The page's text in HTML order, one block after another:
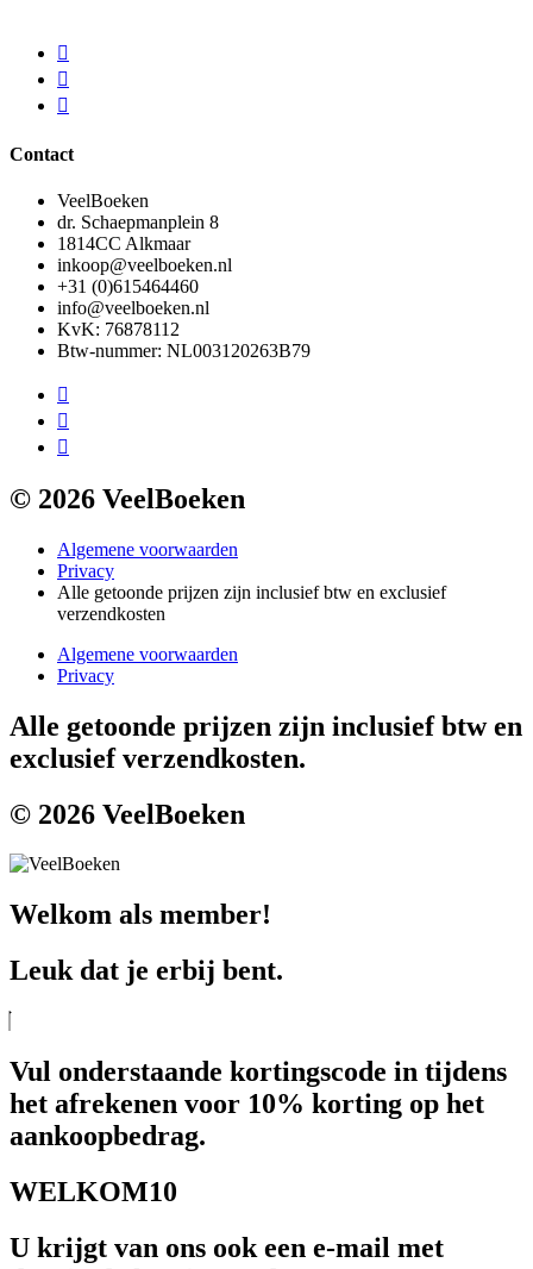
Contact
VeelBoeken
dr. Schaepmanplein 8
1814CC Alkmaar
inkoop@veelboeken.nl
+31 (0)615464460
info@veelboeken.nl
KvK: 76878112
Btw-nummer: NL003120263B79
© 2026 VeelBoeken
Algemene voorwaarden
Privacy
Alle getoonde prijzen zijn inclusief btw en exclusief
verzendkosten
Algemene voorwaarden
Privacy
Alle getoonde prijzen zijn inclusief btw en
exclusief verzendkosten.
© 2026 VeelBoeken
Welkom als member!
Leuk dat je erbij bent.
Vul onderstaande kortingscode in tijdens
het afrekenen voor 10% korting op het
aankoopbedrag.
WELKOM10
U krijgt van ons ook een e-mail met